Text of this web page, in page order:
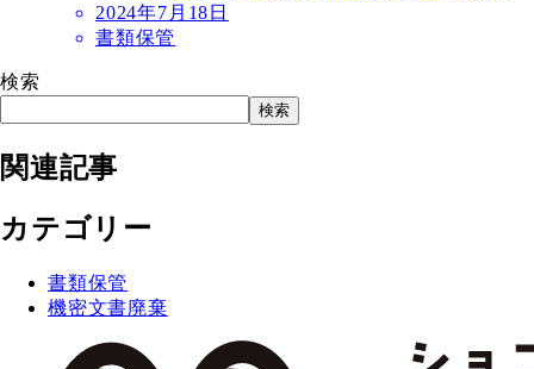
2024年7月18日
書類保管
検索
検索
関連記事
カテゴリー
書類保管
機密文書廃棄